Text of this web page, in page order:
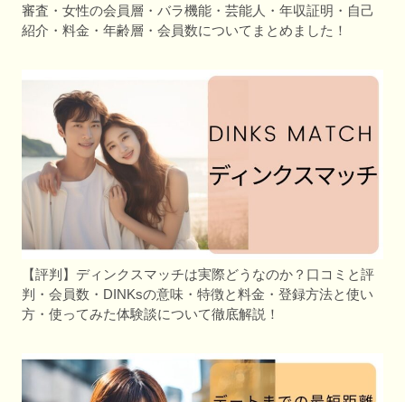
審査・女性の会員層・バラ機能・芸能人・年収証明・自己
紹介・料金・年齢層・会員数についてまとめました！
【評判】ディンクスマッチは実際どうなのか？口コミと評
判・会員数・DINKsの意味・特徴と料金・登録方法と使い
方・使ってみた体験談について徹底解説！